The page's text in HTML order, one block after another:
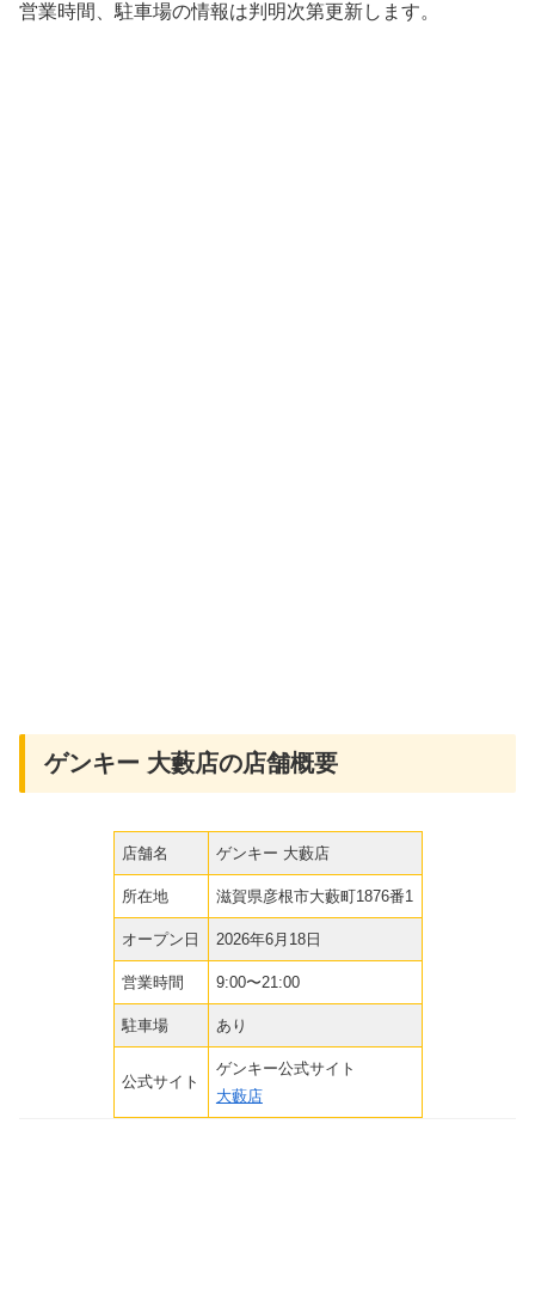
営業時間、駐車場の情報は判明次第更新します。
ゲンキー 大藪店の店舗概要
店舗名 ゲンキー 大藪店
所在地 滋賀県彦根市大藪町1876番1
オープン日 2026年6月18日
営業時間 9:00〜21:00
駐車場 あり
公式サイト
ゲンキー公式サイト
大藪店